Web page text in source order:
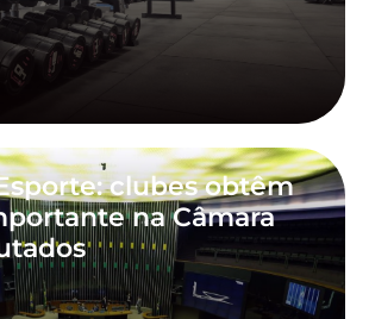
clubes obtêm
na Câmara